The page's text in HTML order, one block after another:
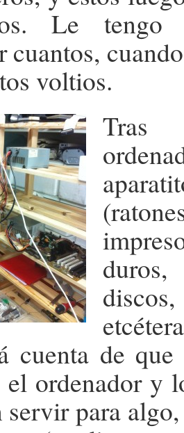
Le
cuantos,
voltios.
cuenta de
el ordenador y
servir para